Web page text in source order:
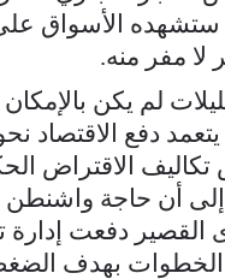
ستشهده الأسواق
لا مفر منه.
لم يكن بالإمكان
دفع الاقتصاد
الاقتراض
إلى أن حاجة واشنطن
القصير دفعت إدارة
الخطوات بهدف